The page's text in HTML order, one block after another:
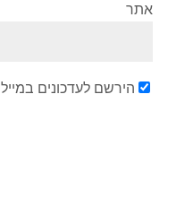
אתר
הירשם לעדכונים במייל